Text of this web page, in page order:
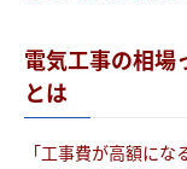
電気工事の相場
とは
「工事費が高額に